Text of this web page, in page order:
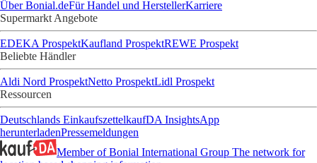
Über Bonial.deFür Handel und HerstellerKarriere
Supermarkt Angebote
EDEKA ProspektKaufland ProspektREWE Prospekt
Beliebte Händler
Aldi Nord ProspektNetto ProspektLidl Prospekt
Ressourcen
Deutschlands EinkaufszettelkaufDA InsightsApp
herunterladenPressemeldungen
Member of Bonial International Group The network for